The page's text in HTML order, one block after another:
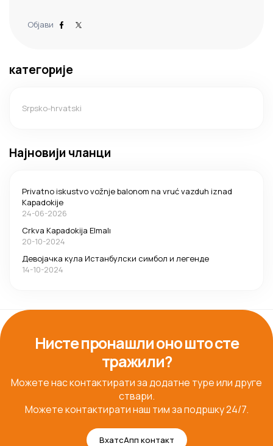
Објави
категорије
Srpsko-hrvatski
Најновији чланци
Privatno iskustvo vožnje balonom na vruć vazduh iznad
Kapadokije
24-06-2026
Crkva Kapadokija Elmalı
20-10-2024
Девојачка кула Истанбулски симбол и легенде
14-10-2024
Нисте пронашли оно што сте
тражили?
Можете нас контактирати за додатне туре или друге
ствари.
Можете контактирати наш тим за подршку 24/7.
ВхатсАпп контакт